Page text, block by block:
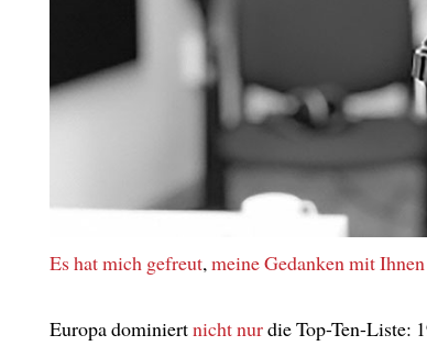
Es hat mich gefreut, meine Gedanken mit Ihnen
Europa dominiertnicht nurdie Top-Ten-Liste: